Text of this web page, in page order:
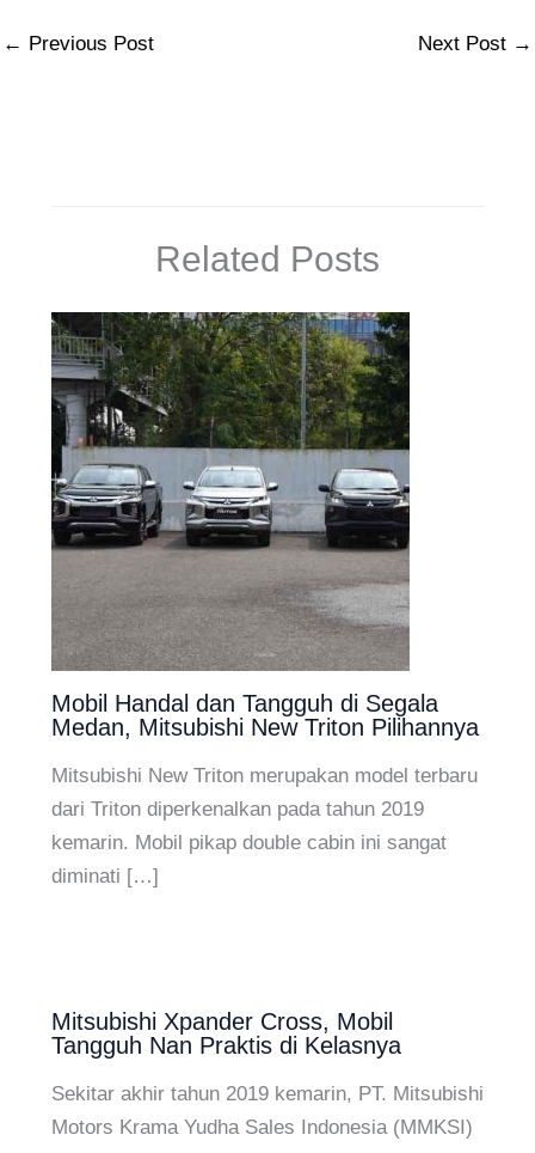
← Previous Post Next Post →
Related Posts
Mobil Handal dan Tangguh di Segala
Medan, Mitsubishi New Triton Pilihannya
Mitsubishi New Triton merupakan model terbaru
dari Triton diperkenalkan pada tahun 2019
kemarin. Mobil pikap double cabin ini sangat
diminati […]
Mitsubishi Xpander Cross, Mobil
Tangguh Nan Praktis di Kelasnya
Sekitar akhir tahun 2019 kemarin, PT. Mitsubishi
Motors Krama Yudha Sales Indonesia (MMKSI)